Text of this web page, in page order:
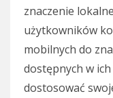
znaczenie
użytkowników
mobilnych do
dostępnych w
dostosować